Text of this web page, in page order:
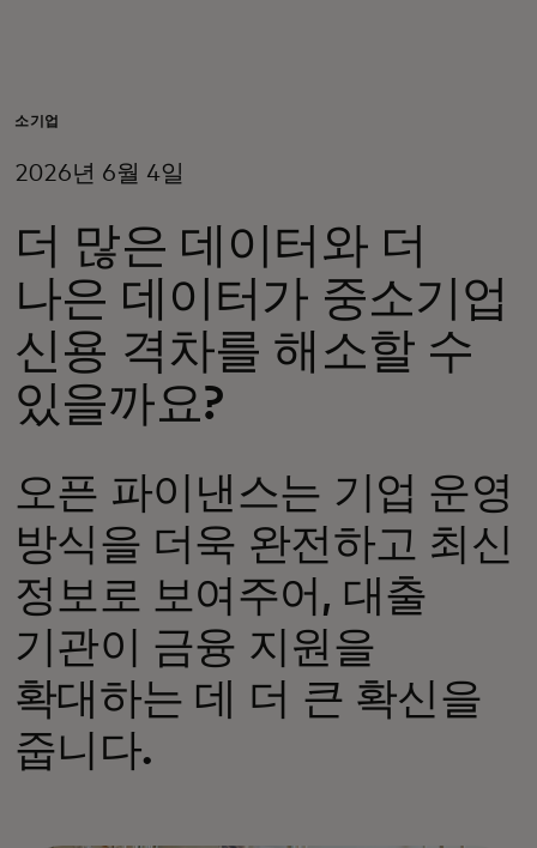
비즈니스 고객
이노베이터
뉴스 & 인사이트
소기업
2026년 6월 4일
더 많은 데이터와 더
나은 데이터가 중소기업
신용 격차를 해소할 수
있을까요?
오픈 파이낸스는 기업 운영
방식을 더욱 완전하고 최신
정보로 보여주어, 대출
기관이 금융 지원을
확대하는 데 더 큰 확신을
줍니다.